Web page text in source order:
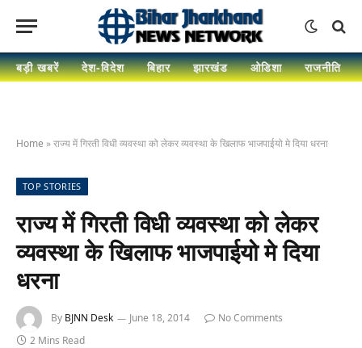
बड़ी खबरें देश-विदेश बिहार झारखंड ओडिशा राजनीति
Home »राज्य में गिरती विधी व्यवस्था को लेकर व्यवस्था के खिलाफ भाजपाईयो मे दिया धरना
TOP STORIES
राज्य में गिरती विधी व्यवस्था को लेकर
व्यवस्था के खिलाफ भाजपाईयो मे दिया
धरना
By BJNN Desk June 18, 2014
No Comments
2 Mins Read